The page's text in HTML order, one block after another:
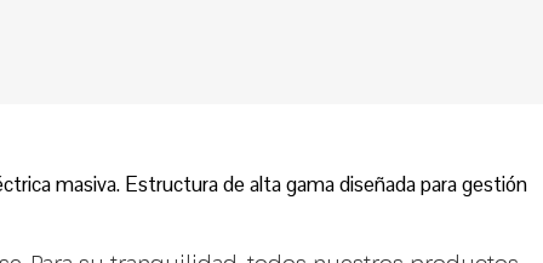
masiva. Estructura de alta gama diseñada para gestión